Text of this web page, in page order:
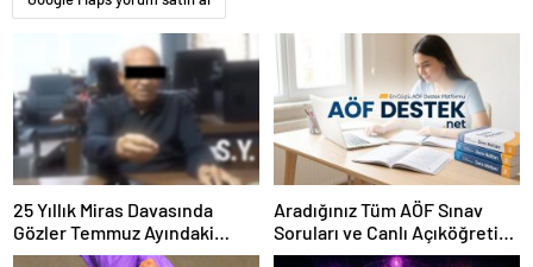
25 Yıllık Miras Davasında
Gözler Temmuz Ayındaki
Karar Duruşmasına Çevrildi
Aradığınız Tüm AÖF Sınav
Soruları ve Canlı Açıköğretim
Forumu Burada